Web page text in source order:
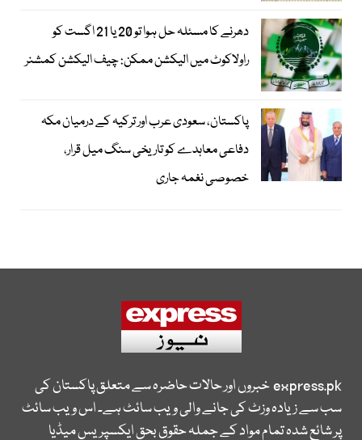
دھرنے کا مسئلہ حل ہوا تو 20 یا 21 اگست کو
راولاکوٹ میں الیکشن ممکن: چیف الیکشن کمشنر
پاکستان، سعودی عرب اور ترکیہ کے درمیان مکہ
دفاعی معاہدے کو تاریخی سنگ میل قرار،
خصوصی نغمہ جاری
express.pkخبروں اور حالات حاضرہ سے متعلق پاکستان کی
سب سے زیادہ وزٹ کی جانے والی ویب سائٹ ہے۔ اس ویب سائٹ
پر شائع شدہ تمام مواد کے جملہ حقوق بحق ایکسپریس میڈیا